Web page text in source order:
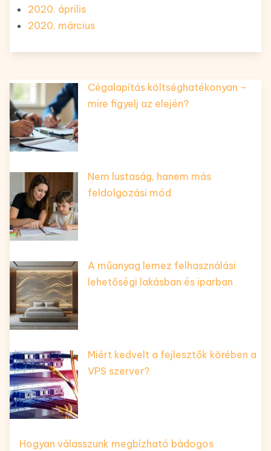
2020. április
2020. március
Cégalapítás költséghatékonyan –
mire figyelj az elején?
Nem lustaság, hanem más
feldolgozási mód
A műanyag lemez felhasználási
lehetőségi lakásban és iparban
Miért kedvelt a fejlesztők körében a
VPS szerver?
Hogyan válasszunk megbízható bádogos